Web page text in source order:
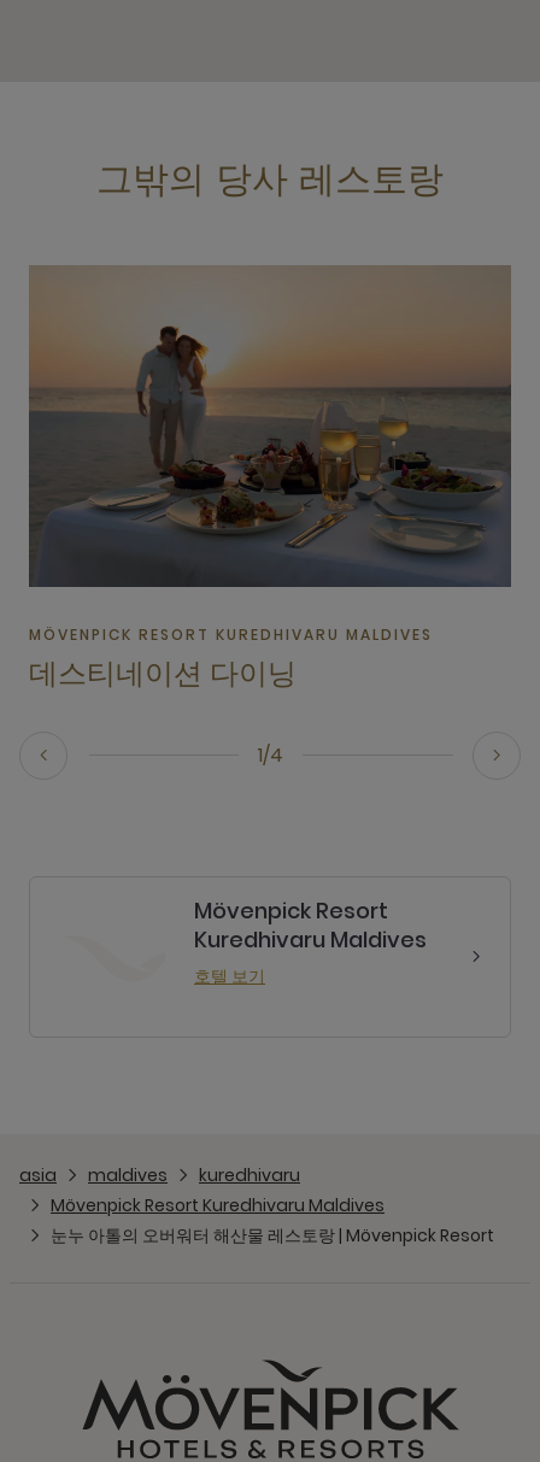
그밖의 당사 레스토랑
1/4
MÖVENPICK RESORT KUREDHIVARU MALDIVES
데스티네이션 다이닝
Mövenpick Resort
Kuredhivaru Maldives
호텔 보기
asia maldives
kuredhivaru
Mövenpick Resort Kuredhivaru Maldives
눈누 아톨의 오버워터 해산물 레스토랑 | Mövenpick Resort